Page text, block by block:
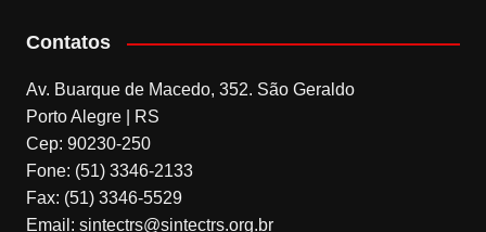
Contatos
Av. Buarque de Macedo, 352. São Geraldo
Porto Alegre | RS
Cep: 90230-250
Fone: (51) 3346-2133
Fax: (51) 3346-5529
Email: sintectrs@sintectrs.org.br